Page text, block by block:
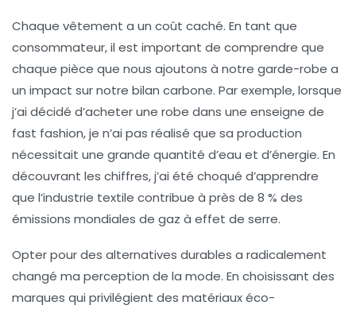
Chaque vêtement a un coût caché. En tant que
consommateur, il est important de comprendre que
chaque pièce que nous ajoutons à notre garde-robe a
un impact sur notre bilan carbone. Par exemple, lorsque
j’ai décidé d’acheter une robe dans une enseigne de
fast fashion, je n’ai pas réalisé que sa production
nécessitait une grande quantité d’eau et d’énergie. En
découvrant les chiffres, j’ai été choqué d’apprendre
que l’industrie textile contribue à près de 8 % des
émissions mondiales de gaz à effet de serre.
Opter pour des alternatives durables a radicalement
changé ma perception de la mode. En choisissant des
marques qui privilégient des matériaux éco-